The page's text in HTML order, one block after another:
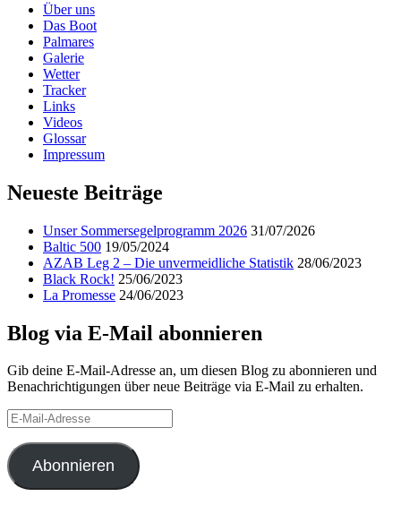
Über uns
Das Boot
Palmares
Galerie
Wetter
Tracker
Links
Videos
Glossar
Impressum
Neueste Beiträge
Unser Sommersegelprogramm 2026 31/07/2026
Baltic 500 19/05/2024
AZAB Leg 2 – Die unvermeidliche Statistik 28/06/2023
Black Rock! 25/06/2023
La Promesse 24/06/2023
Blog via E-Mail abonnieren
Gib deine E-Mail-Adresse an, um diesen Blog zu abonnieren und
Benachrichtigungen über neue Beiträge via E-Mail zu erhalten.
E-
Mail-
Adresse
Abonnieren